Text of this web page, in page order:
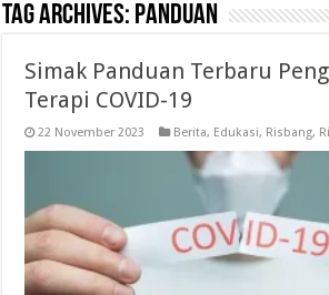
Tag Archives: panduan
Simak Panduan Terbaru
Terapi COVID-19
22 November 2023 Berita, Edukasi, Risbang,